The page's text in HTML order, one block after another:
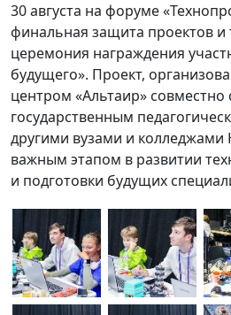
30 августа на форуме
финальная защита проектов и
церемония награждения
будущего». Проект,
центром «Альтаир»
государственным
другими вузами и колледжами
важным этапом в развитии
и подготовки будущих